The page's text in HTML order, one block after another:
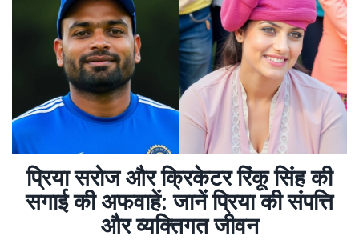
प्रिया सरोज और क्रिकेटर रिंकू सिंह की
सगाई की अफवाहें: जानें प्रिया की संपत्ति
और व्यक्तिगत जीवन